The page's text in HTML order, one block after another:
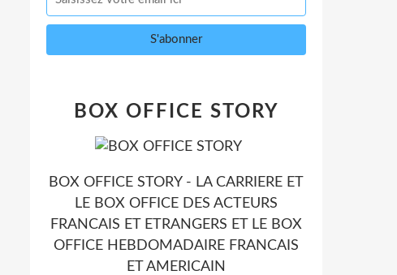
BOX OFFICE STORY
BOX OFFICE STORY - LA CARRIERE ET
LE BOX OFFICE DES ACTEURS
FRANCAIS ET ETRANGERS ET LE BOX
OFFICE HEBDOMADAIRE FRANCAIS
ET AMERICAIN